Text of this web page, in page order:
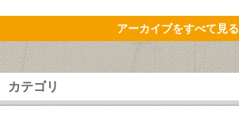
アーカイブをすべて見る
カテゴリ